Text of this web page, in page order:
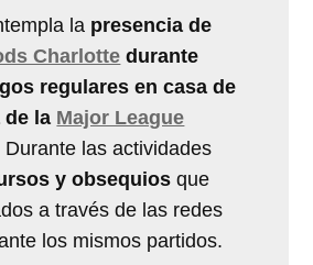
la presencia de
Charlotte durante
regulares en casa de
de la Major League
Durante las actividades
y obsequios que
a través de las redes
los mismos partidos.